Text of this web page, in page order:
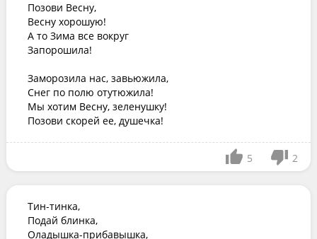
Позови Весну,
Весну хорошую!
А то Зима все вокруг
Запорошила!
Заморозила нас, завьюжила,
Снег по полю отутюжила!
Мы хотим Весну, зеленушку!
Позови скорей ее, душечка!
5 2
Тин-тинка,
Подай блинка,
Оладышка-прибавышка,